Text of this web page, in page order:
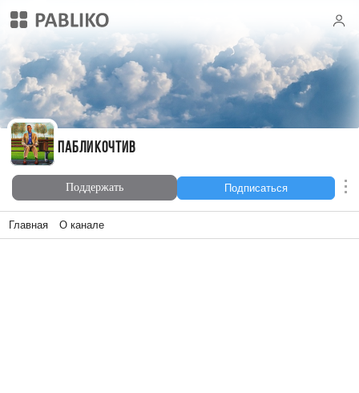
Пабликочтив
Пабликочтив
Поддержать Подписаться
Главная О канале